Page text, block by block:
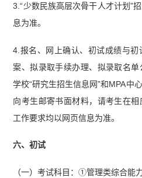
3.“少数民族高层次骨干人才计划”
息为准。
4.报名、网上确认、初试成绩与
案、拟录取手续办理、拟录取名
学校“研究生招生信息网”和MPA中
向考生邮寄书面材料，请考生在
工作要求均以网页信息为准。
六、初试
（一）考试科目：①管理类综合能